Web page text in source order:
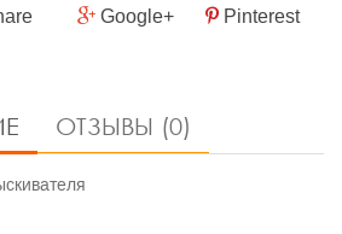
Google+ Pinterest
ОТЗЫВЫ (0)